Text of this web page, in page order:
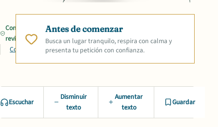
Contenido
revisado
Compartir
Antes de comenzar
Busca un lugar tranquilo, respira con calma y
presenta tu petición con confianza.
Escuchar
Disminuir
texto
Aumentar
texto
Guardar